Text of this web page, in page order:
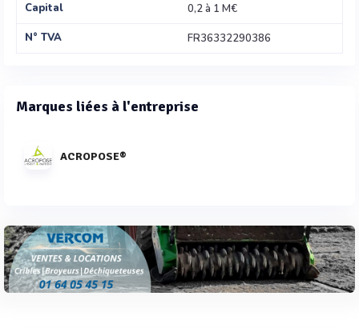
Capital
0,2 à 1 M€
N° TVA
FR36332290386
Marques liées à l'entreprise
ACROPOSE®